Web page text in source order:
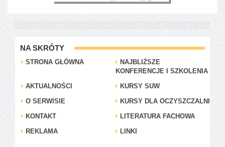
NA SKRÓTY
STRONA GŁÓWNA
NAJBLIŻSZE
KONFERENCJE I SZKOLENIA
AKTUALNOŚCI
KURSY SUW
O SERWISIE
KURSY DLA OCZYSZCZALNI
KONTAKT
LITERATURA FACHOWA
REKLAMA
LINKI